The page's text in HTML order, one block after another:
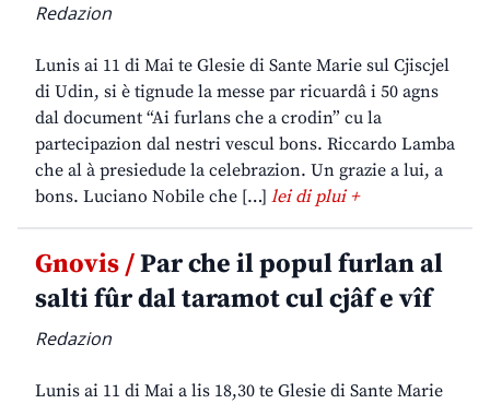
Redazion
Lunis ai 11 di Mai te Glesie di Sante Marie sul Cjiscjel
di Udin, si è tignude la messe par ricuardâ i 50 agns
dal document “Ai furlans che a crodin” cu la
partecipazion dal nestri vescul bons. Riccardo Lamba
che al à presiedude la celebrazion. Un grazie a lui, a
bons. Luciano Nobile che […] lei di plui +
Gnovis /Par che il popul furlan al
salti fûr dal taramot cul cjâf e vîf
Redazion
Lunis ai 11 di Mai a lis 18,30 te Glesie di Sante Marie